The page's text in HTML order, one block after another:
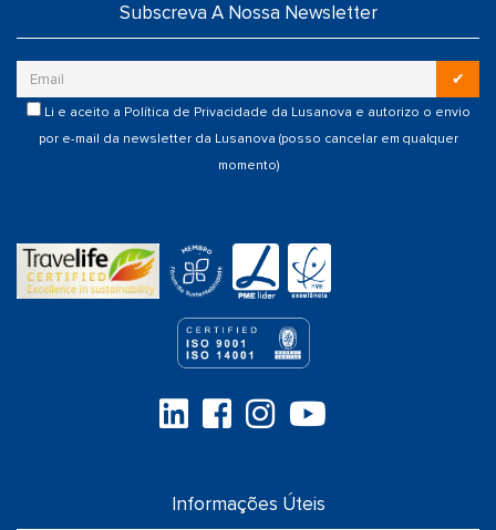
Subscreva A Nossa Newsletter
✔
Li e aceito a Política de Privacidade da Lusanova e autorizo o envio
por e-mail da newsletter da Lusanova (posso cancelar em qualquer
momento)
Informações Úteis